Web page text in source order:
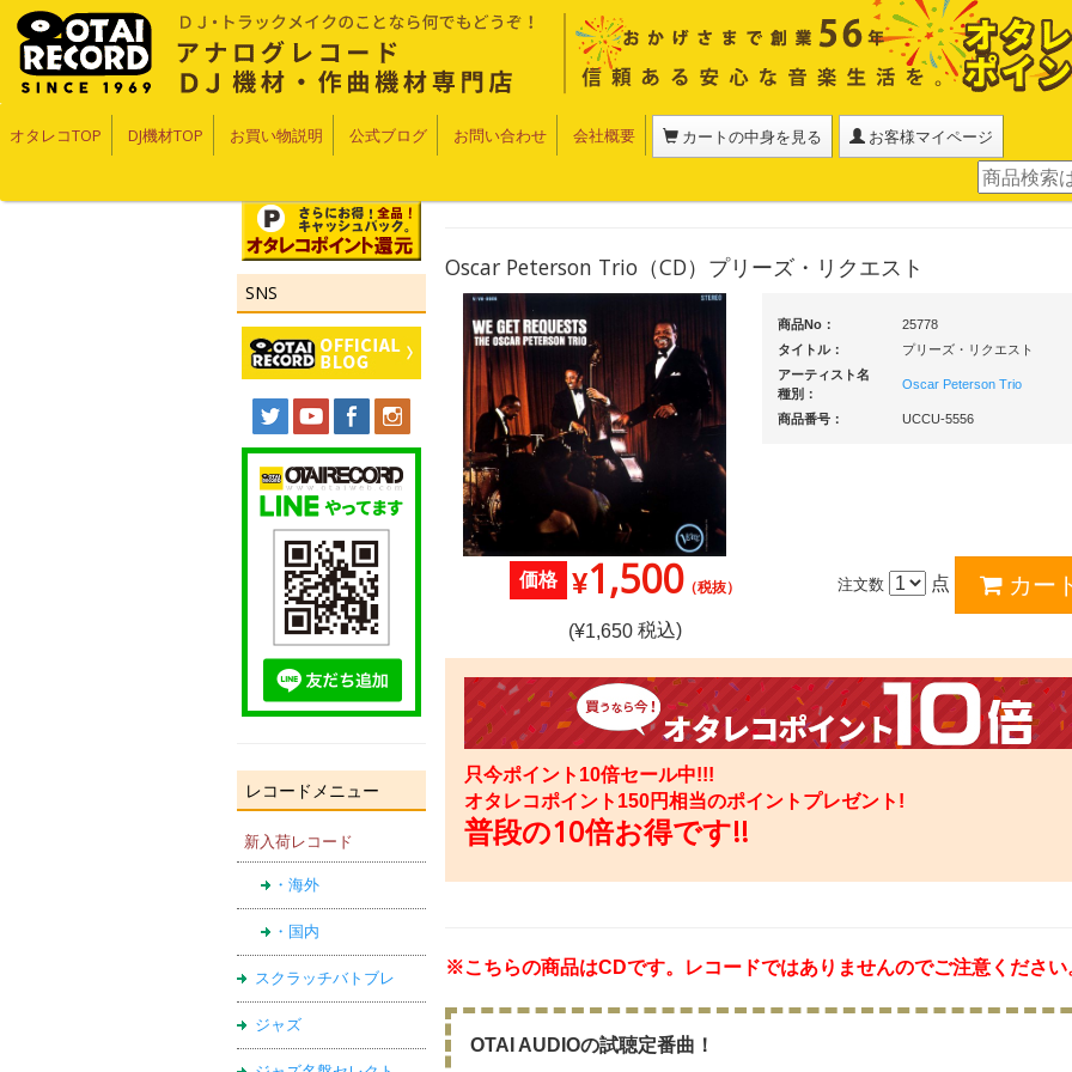
オタレコTOP DJ機材TOP お買い物説明 公式ブログ お問い合わせ 会社概要 カートの中身を見る お客様マイページ
SNS
レコードメニュー
新入荷レコード
・海外
・国内
スクラッチバトブレ
ジャズ
Oscar Peterson Trio（CD）プリーズ・リクエスト
商品No：
25778
タイトル：
プリーズ・リクエスト
アーティスト名
種別：
Oscar Peterson Trio
商品番号： UCCU-5556
価格 ¥1,500（税抜）
(¥1,650税込)
注文数 点
只今ポイント10倍セール中!!!
オタレコポイント 150円相当のポイントプレゼント!
普段の10倍お得です!!
※こちらの商品はCDです。レコードではありませんのでご注意ください
OTAI AUDIOの試聴定番曲！